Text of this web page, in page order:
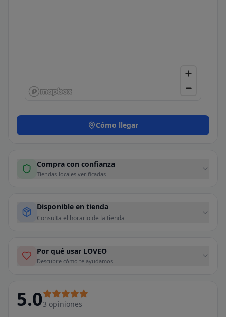
Cómo llegar
Compra con confianza
Tiendas locales verificadas
Disponible en tienda
Consulta el horario de la tienda
Por qué usar LOVEO
Descubre cómo te ayudamos
5.03 opiniones